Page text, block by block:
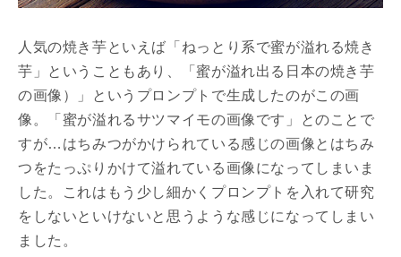
人気の焼き芋といえば「ねっとり系で蜜が溢れる焼き
芋」ということもあり、「蜜が溢れ出る日本の焼き芋
の画像）」というプロンプトで生成したのがこの画
像。「蜜が溢れるサツマイモの画像です」とのことで
すが…はちみつがかけられている感じの画像とはちみ
つをたっぷりかけて溢れている画像になってしまいま
した。これはもう少し細かくプロンプトを入れて研究
をしないといけないと思うような感じになってしまい
ました。